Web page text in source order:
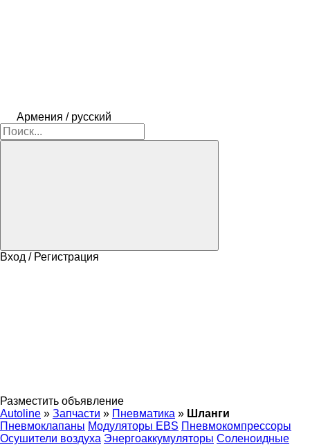
Армения / русский
Вход / Регистрация
Разместить объявление
Autoline » Запчасти » Пневматика » Шланги
Пневмоклапаны Модуляторы EBS Пневмокомпрессоры
Осушители воздуха Энергоаккумуляторы Соленоидные